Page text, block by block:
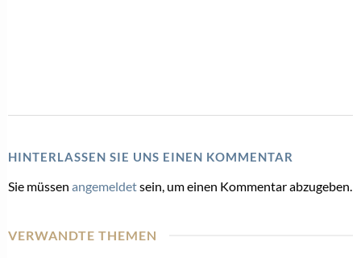
HINTERLASSEN SIE UNS EINEN KOMMENTAR
Sie müssen angemeldetsein, um einen Kommentar abzugeben.
VERWANDTE THEMEN